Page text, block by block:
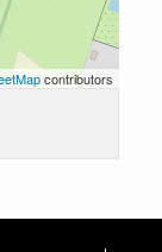
contributors